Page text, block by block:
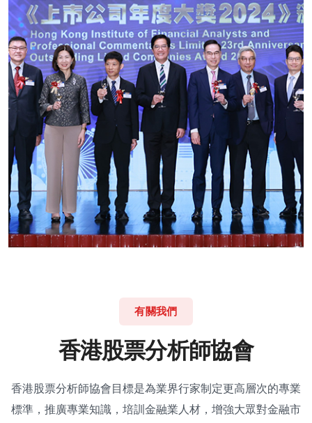
有關我們
香港股票分析師協會
香港股票分析師協會目標是為業界行家制定更高層次的專業
標準，推廣專業知識，培訓金融業人材，增強大眾對金融市